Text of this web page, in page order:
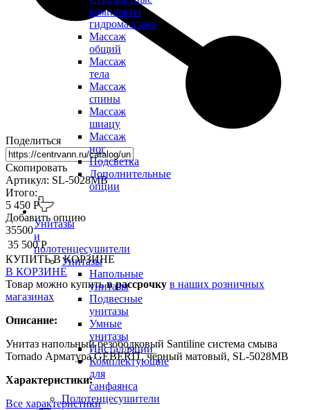
комплекты
гидромассажа
Массаж
общий
Массаж
тела
Массаж
спины
Массаж
шиацу
Массаж
ног
Подсветка
Дополнительные
опции
Унитазы
и
полотенцесушители
Унитазы
Напольные
унитазы
Подвесные
унитазы
Умные
унитазы
Инсталляции
Комплектующие
для
санфаянса
Полотенцесушители
Поделиться
Скопировать
Артикул: SL-5028MB
Итого:
5 450 Р
Добавить опцию
35500
35 500 Р
КУПИТЬ В КОРЗИНЕ
В КОРЗИНЕ
Товар можно купитьв рассрочку в наших розничных
магазинах
Описание:
Унитаз напольный безободковый Santiline система смыва
Tornado Арматура GEBERIT, чёрный матовый, SL-5028MB
Характеристики:
Все характеристики